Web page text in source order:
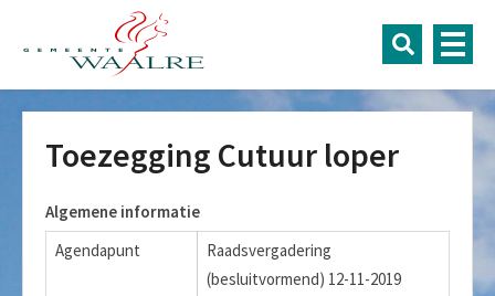
Toezegging Cutuur loper
Algemene informatie
Agendapunt
Raadsvergadering
(besluitvormend) 12-11-2019